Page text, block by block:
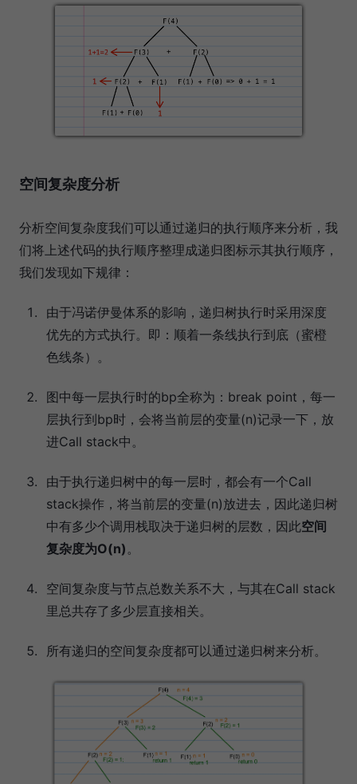
空间复杂度分析
分析空间复杂度我们可以通过递归的执行顺序来分析，我
们将上述代码的执行顺序整理成递归图标示其执行顺序，
我们发现如下规律：
由于冯诺伊曼体系的影响，递归树执行时采用深度
优先的方式执行。即：顺着一条线执行到底（蜜橙
色线条）。
图中每一层执行时的bp全称为：break point，每一
层执行到bp时，会将当前层的变量(n)记录一下，放
进Call stack中。
由于执行递归树中的每一层时，都会有一个Call
stack操作，将当前层的变量(n)放进去，因此递归树
中有多少个调用栈取决于递归树的层数，因此空间
复杂度为O(n)。
空间复杂度与节点总数关系不大，与其在Call stack
里总共存了多少层直接相关。
所有递归的空间复杂度都可以通过递归树来分析。